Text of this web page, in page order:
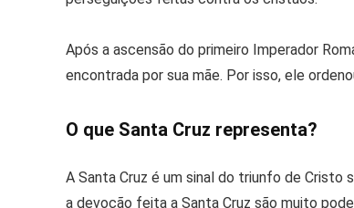
Após a ascensão do primeiro Imperador
encontrada por sua mãe. Por isso, ele
O que Santa Cruz representa?
A Santa Cruz é um sinal do triunfo de Cristo
a devoção feita a Santa Cruz são muito